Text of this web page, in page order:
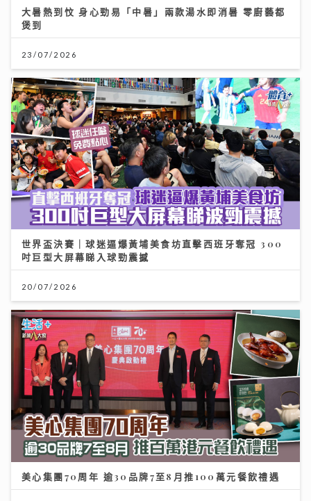
大暑熱到忟 身心勁易「中暑」兩款湯水即消暑 零廚藝都
煲到
23/07/2026
世界盃決賽｜球迷逼爆黃埔美食坊直擊西班牙奪冠 300
吋巨型大屏幕睇入球勁震撼
20/07/2026
美心集團70周年 逾30品牌7至8月推100萬元餐飲禮遇